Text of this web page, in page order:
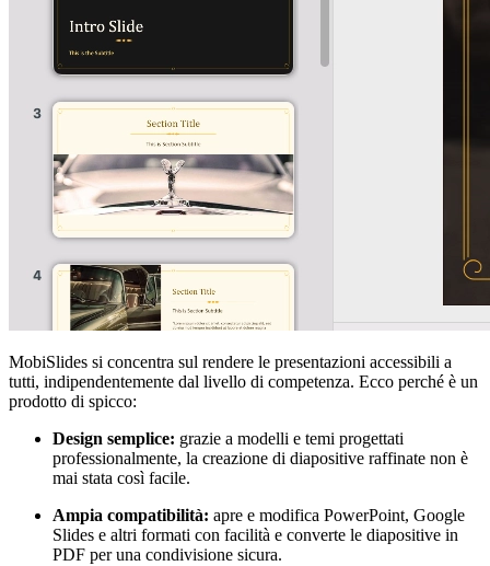
MobiSlides si concentra sul rendere le presentazioni accessibili a
tutti, indipendentemente dal livello di competenza. Ecco perché è un
prodotto di spicco:
Design semplice: grazie a modelli e temi progettati
professionalmente, la creazione di diapositive raffinate non è
mai stata così facile.
Ampia compatibilità: apre e modifica PowerPoint, Google
Slides e altri formati con facilità e converte le diapositive in
PDF per una condivisione sicura.